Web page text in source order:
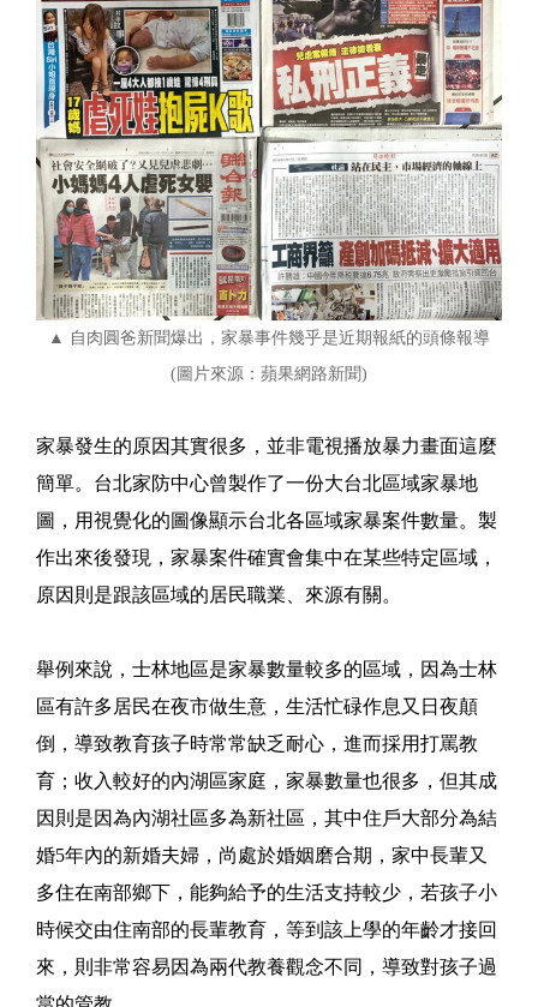
▲ 自肉圓爸新聞爆出，家暴事件幾乎是近期報紙的頭條報導
(圖片來源：蘋果網路新聞)
家暴發生的原因其實很多，並非電視播放暴力畫面這麼
簡單。台北家防中心曾製作了一份大台北區域家暴地
圖，用視覺化的圖像顯示台北各區域家暴案件數量。製
作出來後發現，家暴案件確實會集中在某些特定區域，
原因則是跟該區域的居民職業、來源有關。
舉例來說，士林地區是家暴數量較多的區域，因為士林
區有許多居民在夜市做生意，生活忙碌作息又日夜顛
倒，導致教育孩子時常常缺乏耐心，進而採用打罵教
育；收入較好的內湖區家庭，家暴數量也很多，但其成
因則是因為內湖社區多為新社區，其中住戶大部分為結
婚5年內的新婚夫婦，尚處於婚姻磨合期，家中長輩又
多住在南部鄉下，能夠給予的生活支持較少，若孩子小
時候交由住南部的長輩教育，等到該上學的年齡才接回
來，則非常容易因為兩代教養觀念不同，導致對孩子過